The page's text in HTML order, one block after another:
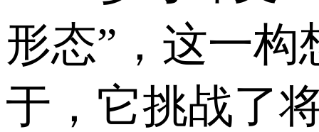
形态”，这一
于，它挑战了